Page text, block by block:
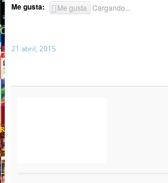
Me gusta: Me gusta Cargando...
21 abril, 2015